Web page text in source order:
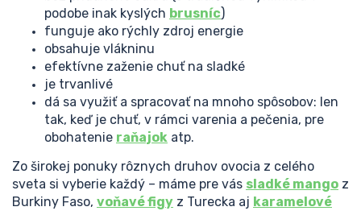
podobe inak kyslých brusníc)
funguje ako rýchly zdroj energie
obsahuje vlákninu
efektívne zaženie chuť na sladké
je trvanlivé
dá sa využiť a spracovať na mnoho spôsobov: len
tak, keď je chuť, v rámci varenia a pečenia, pre
obohatenie raňajok atp.
Zo širokej ponuky rôznych druhov ovocia z celého
sveta si vyberie každý – máme pre vás sladké mango z
Burkiny Faso, voňavé figy z Turecka aj karamelové